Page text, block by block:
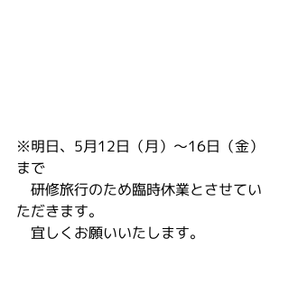
※明日、5月12日（月）～16日（金）
まで
研修旅行のため臨時休業とさせてい
ただきます。
宜しくお願いいたします。